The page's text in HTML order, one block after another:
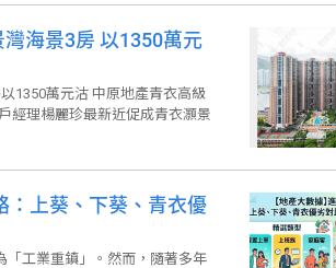
海景3房 以1350萬元
1350萬元沽 中原地產青衣高級
經理楊麗珍最新近促成青衣灝景
：上葵、下葵、青衣優
「工業重鎮」。然而，隨著多年